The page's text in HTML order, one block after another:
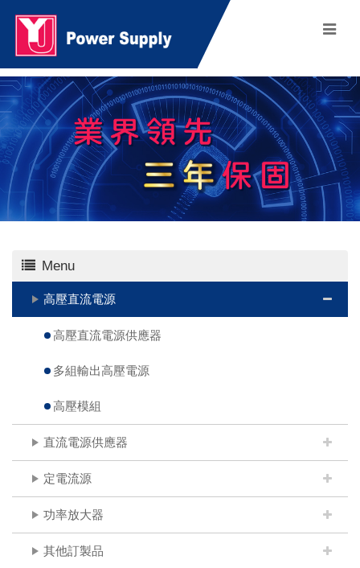
Menu
高壓直流電源
高壓直流電源供應器
多組輸出高壓電源
高壓模組
直流電源供應器
定電流源
功率放大器
其他訂製品